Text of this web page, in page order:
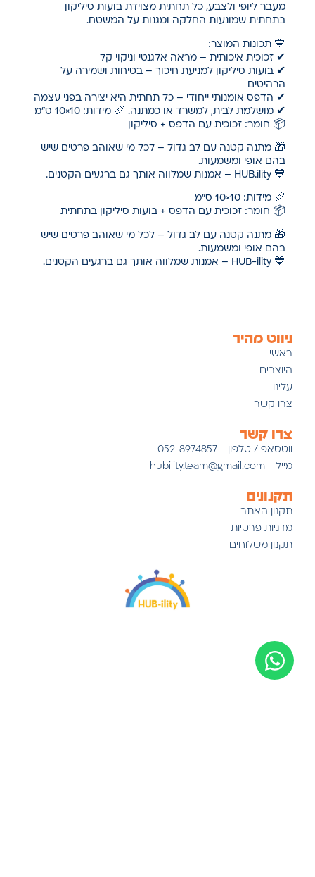
מעבר ליופי ולצבע, כל תחתית מצוידת בועות סיליקון
בתחתית שמונעות החלקה ומגנות על המשטח.
💙 תכונות המוצר:
✔ זכוכית איכותית – מראה אלגנטי וניקוי קל
✔ בועות סיליקון למניעת חיכוך – בטיחות ושמירה על
הרהיטים
✔ הדפס אומנותי ייחודי – כל תחתית היא יצירה בפני עצמה
✔ מושלמת לבית, למשרד או כמתנה. 📏 מידות: 10×10 ס"מ
📦 חומר: זכוכית עם הדפס + סיליקון
🎁 מתנה קטנה עם לב גדול – לכל מי שאוהב פרטים שיש
בהם אופי ומשמעות.
💙 HUB.ility – אמנות שמלווה אותך גם ברגעים הקטנים.
📏 מידות: 10×10 ס"מ
📦 חומר: זכוכית עם הדפס + בועות סיליקון בתחתית
🎁 מתנה קטנה עם לב גדול – לכל מי שאוהב פרטים שיש
בהם אופי ומשמעות.
💙 HUB-ility – אמנות שמלווה אותך גם ברגעים הקטנים.
ניווט מהיר
ראשי
היוצרים
עלינו
צרו קשר
צרו קשר
ווטסאפ / טלפון - 052-8974857
מייל - hubility.team@gmail.com
תקנונים
תקנון האתר
מדניות פרטיות
תקנון משלוחים